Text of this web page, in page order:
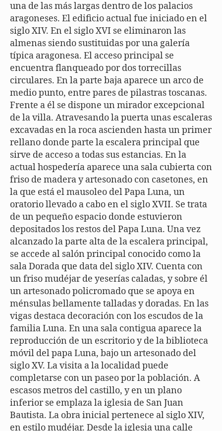
una de las más largas dentro de los palacios
aragoneses. El edificio actual fue iniciado en el
siglo XIV. En el siglo XVI se eliminaron las
almenas siendo sustituidas por una galería
típica aragonesa. El acceso principal se
encuentra flanqueado por dos torrecillas
circulares. En la parte baja aparece un arco de
medio punto, entre pares de pilastras toscanas.
Frente a él se dispone un mirador excepcional
de la villa. Atravesando la puerta unas escaleras
excavadas en la roca ascienden hasta un primer
rellano donde parte la escalera principal que
sirve de acceso a todas sus estancias. En la
actual hospedería aparece una sala cubierta con
friso de madera y artesonado con casetones, en
la que está el mausoleo del Papa Luna, un
oratorio llevado a cabo en el siglo XVII. Se trata
de un pequeño espacio donde estuvieron
depositados los restos del Papa Luna. Una vez
alcanzado la parte alta de la escalera principal,
se accede al salón principal conocido como la
sala Dorada que data del siglo XIV. Cuenta con
un friso mudéjar de yeserías caladas, y sobre él
un artesonado policromado que se apoya en
ménsulas bellamente talladas y doradas. En las
vigas destaca decoración con los escudos de la
familia Luna. En una sala contigua aparece la
reproducción de un escritorio y de la biblioteca
móvil del papa Luna, bajo un artesonado del
siglo XV. La visita a la localidad puede
completarse con un paseo por la población. A
escasos metros del castillo, y en un plano
inferior se emplaza la iglesia de San Juan
Bautista. La obra inicial pertenece al siglo XIV,
en estilo mudéjar. Desde la iglesia una calle